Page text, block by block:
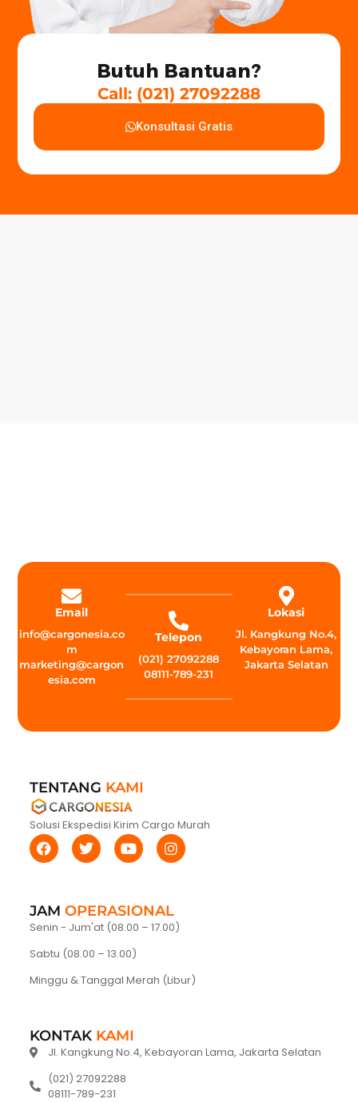
Butuh Bantuan?
Call: (021) 27092288
Konsultasi Gratis
Email
info@cargonesia.co
m
marketing@cargon
esia.com
Telepon
(021) 27092288
08111-789-231
Lokasi
Jl. Kangkung No.4,
Kebayoran Lama,
Jakarta Selatan
TENTANG KAMI
Solusi Ekspedisi Kirim Cargo Murah
JAMOPERASIONAL
Senin - Jum'at (08.00 – 17.00)
Sabtu (08.00 – 13.00)
Minggu & Tanggal Merah (Libur)
KONTAK KAMI
Jl. Kangkung No.4, Kebayoran Lama, Jakarta Selatan
(021) 27092288
08111-789-231